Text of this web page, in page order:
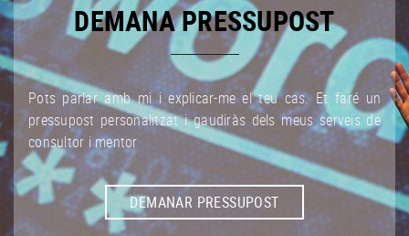
DEMANA PRESSUPOST
Pots parlar amb mi i explicar-me el teu cas. Et faré un
pressupost personalitzat i gaudiràs dels meus serveis de
consultor i mentor
DEMANAR PRESSUPOST